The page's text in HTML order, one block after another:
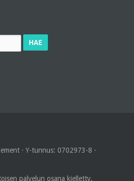
· Y-tunnus: 0702973-8 ·
palvelun osana kielletty.